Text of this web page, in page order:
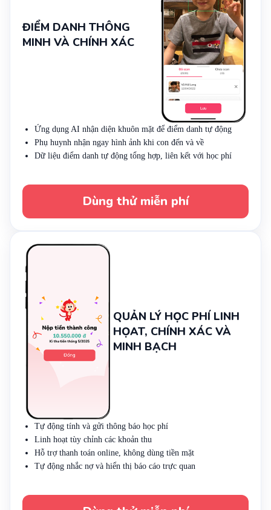
ĐIỂM DANH THÔNG
MINH VÀ CHÍNH XÁC
Ứng dụng AI nhận diện khuôn mặt để điểm danh tự động
Phụ huynh nhận ngay hình ảnh khi con đến và về
Dữ liệu điểm danh tự động tổng hợp, liên kết với học phí
Dùng thử miễn phí
QUẢN LÝ HỌC PHÍ LINH
HỌAT, CHÍNH XÁC VÀ
MINH BẠCH
Tự động tính và gửi thông báo học phí
Linh hoạt tùy chỉnh các khoản thu
Hỗ trợ thanh toán online, không dùng tiền mặt
Tự động nhắc nợ và hiển thị báo cáo trực quan